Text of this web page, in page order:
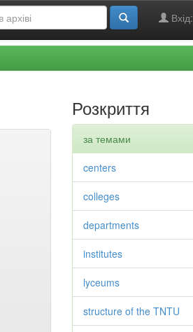
Вхід:
Розкриття
за темами
centers
colleges
departments
institutes
lyceums
structure of the TNTU